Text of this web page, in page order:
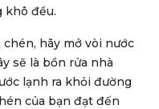
khô đều.
hãy mở vòi nước
sẽ là bồn rửa nhà
lạnh ra khỏi đường
của bạn đạt đến